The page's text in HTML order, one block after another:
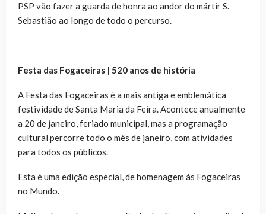
PSP vão fazer a guarda de honra ao andor do mártir S.
Sebastião ao longo de todo o percurso.
Festa das Fogaceiras | 520 anos de história
A Festa das Fogaceiras é a mais antiga e emblemática
festividade de Santa Maria da Feira. Acontece anualmente
a 20 de janeiro, feriado municipal, mas a programação
cultural percorre todo o mês de janeiro, com atividades
para todos os públicos.
Esta é uma edição especial, de homenagem às Fogaceiras
no Mundo.